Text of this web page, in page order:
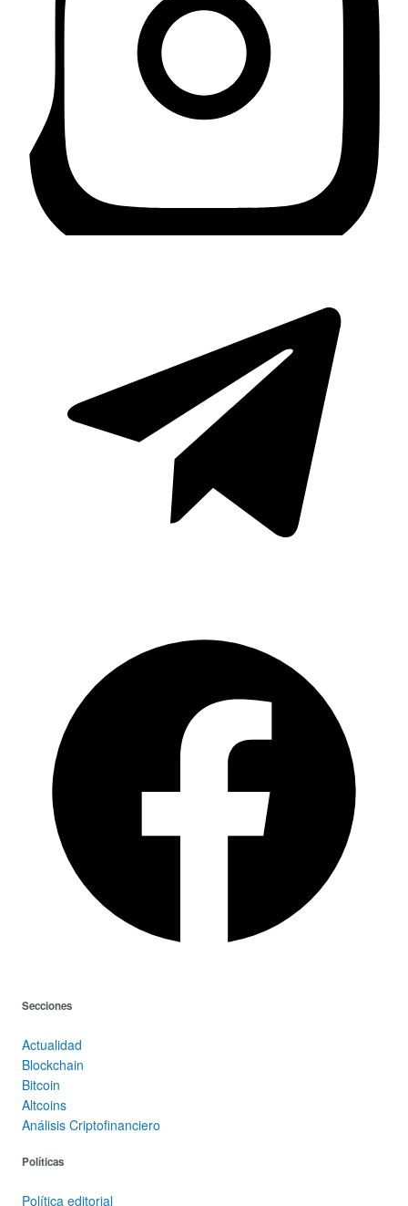
Secciones
Actualidad
Blockchain
Bitcoin
Altcoins
Análisis Criptofinanciero
Políticas
Política editorial